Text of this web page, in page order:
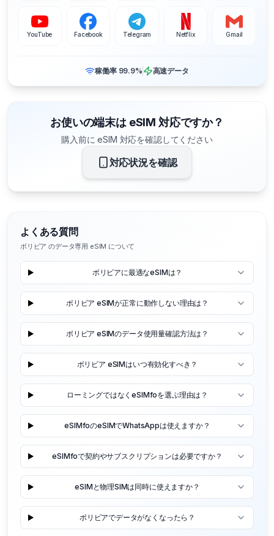
YouTube Facebook Telegram Netflix Gmail
稼働率 99.9% 高速データ
お使いの端末は eSIM 対応ですか？
購入前に eSIM 対応を確認してください
対応状況を確認
よくある質問
ボリビア のデータ専用 eSIM について
ボリビアに最適なeSIMは？
ボリビア eSIMが正常に動作しない理由は？
ボリビア eSIMのデータ使用量確認方法は？
ボリビア eSIMはいつ有効化すべき？
ローミングではなくeSIMfoを選ぶ理由は？
eSIMfoのeSIMでWhatsAppは使えますか？
eSIMfoで契約やサブスクリプションは必要ですか？
eSIMと物理SIMは同時に使えますか？
ボリビアでデータがなくなったら？